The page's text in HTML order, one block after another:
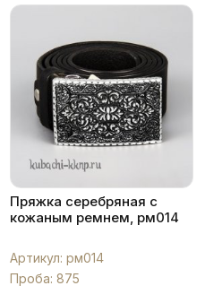
Пряжка серебряная с
кожаным ремнем, рм014
Артикул: рм014
Проба: 875